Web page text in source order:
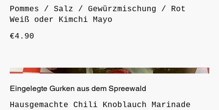
Pommes / Salz / Gewürzmischung / Rot
Weiß oder Kimchi Mayo
€4.90
Eingelegte Gurken aus dem Spreewald
Hausgemachte Chili Knoblauch Marinade